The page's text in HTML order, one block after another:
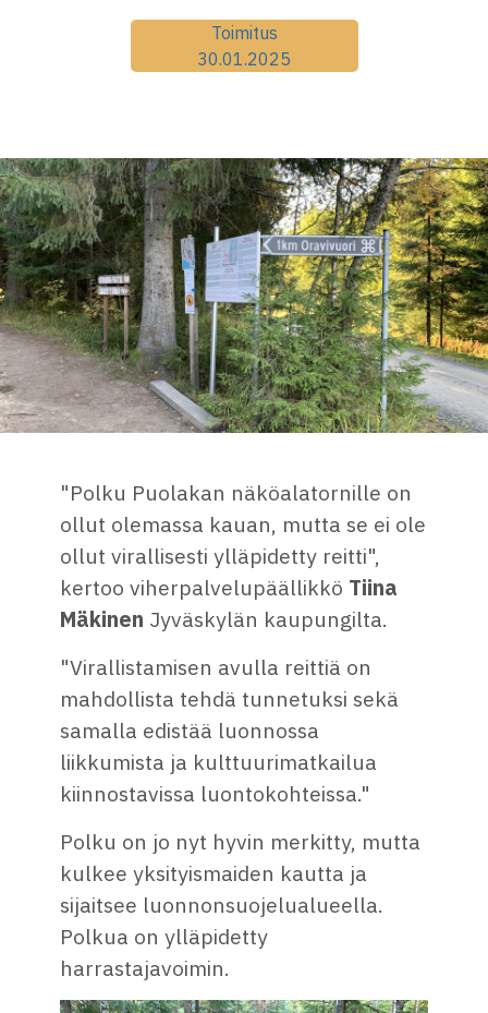
Toimitus
30.01.2025
"Polku Puolakan näköalatornille on
ollut olemassa kauan, mutta se ei ole
ollut virallisesti ylläpidetty reitti",
kertoo viherpalvelupäällikkö Tiina
Mäkinen Jyväskylän kaupungilta.
"Virallistamisen avulla reittiä on
mahdollista tehdä tunnetuksi sekä
samalla edistää luonnossa
liikkumista ja kulttuurimatkailua
kiinnostavissa luontokohteissa."
Polku on jo nyt hyvin merkitty, mutta
kulkee yksityismaiden kautta ja
sijaitsee luonnonsuojelualueella.
Polkua on ylläpidetty
harrastajavoimin.